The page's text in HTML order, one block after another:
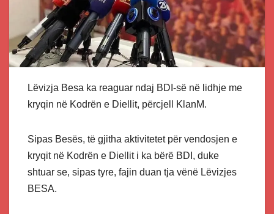
Lëvizja Besa ka reaguar ndaj BDI-së në lidhje me
kryqin në Kodrën e Diellit, përcjell KlanM.
Sipas Besës, të gjitha aktivitetet për vendosjen e
kryqit në Kodrën e Diellit i ka bërë BDI, duke
shtuar se, sipas tyre, fajin duan tja vënë Lëvizjes
BESA.